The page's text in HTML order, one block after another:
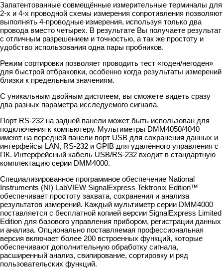
Запатентованные совмещённые измерительные терминалы для
2-х и 4-х проводной схемы измерения сопротивления позволяют
выполнять 4-проводные измерения, используя только два
провода вместо четырех. В результате Вы получаете результат
с отличным разрешением и точностью, а так же простоту и
удобство использования одна пары пробников.
Режим сортировки позволяет проводить тест «годен/негоден»
для быстрой отбраковки, особенно когда результаты измерений
близки к предельным значениям.
С уникальным двойным дисплеем, вы сможете видеть сразу
два разных параметра исследуемого сигнала.
Порт RS-232 на задней панели может быть использован для
подключения к компьютеру. Мультиметры DMM4050/4040
имеют на передней панели порт USB для сохранения данных и
интерфейсы LAN, RS-232 и GPIB для удалённого управления с
ПК. Интерфейсный кабель USB/RS-232 входит в стандартную
комплектацию серии DMM4000.
Специализированное программное обеспечение National
Instruments (NI) LabVIEW SignalExpress Tektronix Edition™
обеспечивает простоту захвата, сохранения и анализа
результатов измерений. Каждый мультиметр серии DMM4000
поставляется с бесплатной копией версии SignalExpress Limited
Edition для базового управления прибором, регистрации данных
и анализа. Опционально поставляемая профессиональная
версия включает более 200 встроенных функций, которые
обеспечивают дополнительную обработку сигнала,
расширенный анализ, свипирование, сортировку и ряд
пользовательских функций.